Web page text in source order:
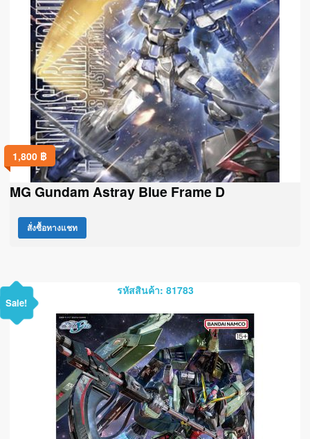
1,800 ฿
MG Gundam Astray Blue Frame D
สั่งซื้อทางแชท
รหัสสินค้า: 81783
Sale!